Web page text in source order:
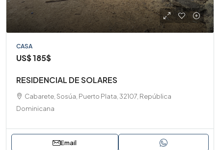
CASA
US$185$
RESIDENCIAL DE SOLARES
Cabarete, Sosúa, Puerto Plata, 32107, República
Dominicana
Email